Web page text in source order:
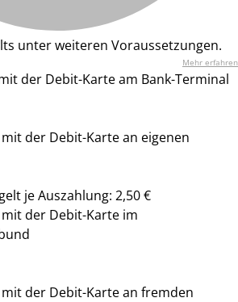
unter weiteren Voraussetzungen.
Mehr erfahren
der Debit-Karte am Bank-Terminal
der Debit-Karte an eigenen
je Auszahlung: 2,50 €
der Debit-Karte im
der Debit-Karte an fremden